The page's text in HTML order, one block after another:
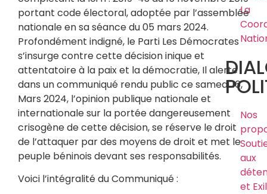
La
Nos
aux
et
portant code électoral, adoptée par l’assemblée
nationale en sa séance du 05 mars 2024.
Profondément indigné, le Parti Les Démocrates
s’insurge contre cette décision inique et
attentatoire à la paix et la démocratie, Il alerte
dans un communiqué rendu public ce samedi 16,
Mars 2024, l’opinion publique nationale et
internationale sur la portée dangereusement
crisogène de cette décision, se réserve le droit
de l’attaquer par des moyens de droit et met le
peuple béninois devant ses responsabilités.
Voici l’intégralité du Communiqué :